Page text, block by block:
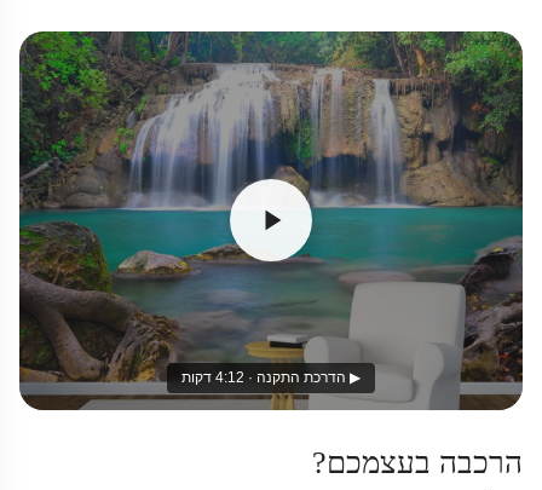
▶ הדרכת התקנה · 4:12 דקות
הרכבה בעצמכם?